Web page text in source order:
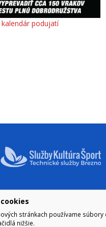
stránkach používame
nižšie.
kalendár podujatí